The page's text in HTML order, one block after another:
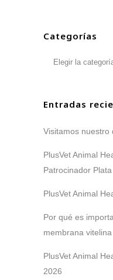
Categorías
Categorías
Entradas
Visitamos nuestro
PlusVet Animal
Patrocinador Plata
PlusVet Animal
Por qué es
membrana vitelina
PlusVet Animal
2026